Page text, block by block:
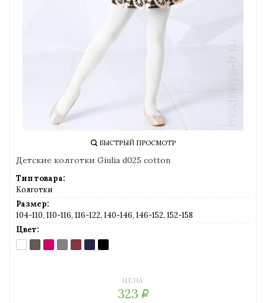
БЫСТРЫЙ ПРОСМОТР
Детские колготки Giulia d025 cotton
Тип товара:
Колготки
Размер:
104-110, 110-116, 116-122, 140-146, 146-152, 152-158
Цвет:
BIANCO
(белый)
DEEP
GREY
FuxiaLIGHT
GREY
MARSALA
(бордовый)
NAVY
(тёмно-
NERO
(черный)
ЦЕНА:
323 Р